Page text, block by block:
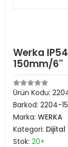
Werka
150mm/6''
Ürün Kodu:
Barkod: 2204-
Marka: WERKA
Kategori:
Stok: 20+